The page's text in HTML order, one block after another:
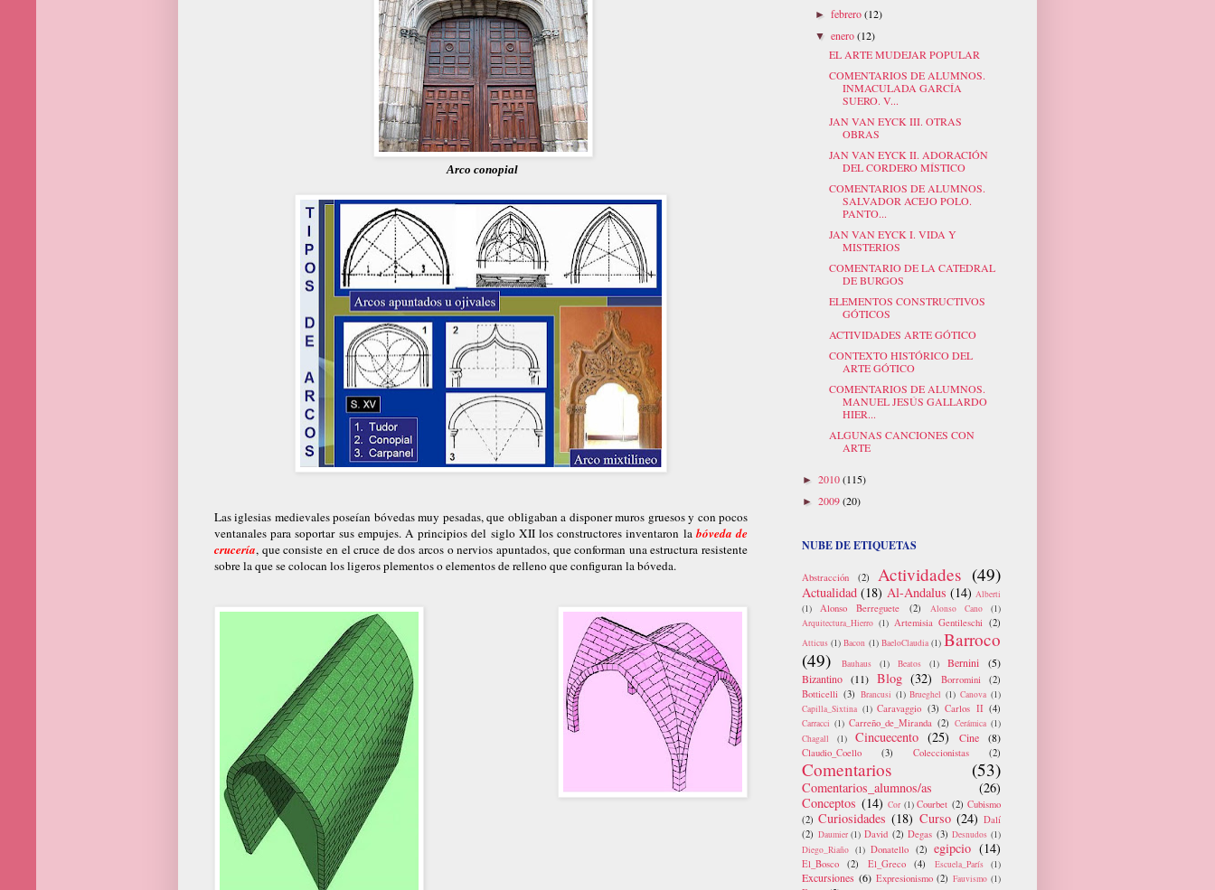
Arco conopial
Las iglesias medievales poseían bóvedas muy pesadas, que obligaban a disponer muros gruesos y con pocos
ventanales para soportar sus empujes. A principios del siglo XII los constructores inventaron la bóveda de
crucería, que consiste en el cruce de dos arcos o nervios apuntados, que conforman una estructura resistente
sobre la que se colocan los ligeros plementos o elementos de relleno que configuran la bóveda.
►febrero(12)
▼enero(12)
EL ARTE MUDEJAR POPULAR
COMENTARIOS DE ALUMNOS.
INMACULADA GARCÍA
SUERO. V...
JAN VAN EYCK III. OTRAS
OBRAS
JAN VAN EYCK II. ADORACIÓN
DEL CORDERO MÍSTICO
COMENTARIOS DE ALUMNOS.
SALVADOR ACEJO POLO.
PANTO...
JAN VAN EYCK I. VIDA Y
MISTERIOS
COMENTARIO DE LA CATEDRAL
DE BURGOS
ELEMENTOS CONSTRUCTIVOS
GÓTICOS
ACTIVIDADES ARTE GÓTICO
CONTEXTO HISTÓRICO DEL
ARTE GÓTICO
COMENTARIOS DE ALUMNOS.
MANUEL JESÚS GALLARDO
HIER...
ALGUNAS CANCIONES CON
ARTE
► 2010(115)
► 2009(20)
NUBE DE ETIQUETAS
Abstracción (2) Actividades (49)
Actualidad (18) Al-Andalus (14) Alberti
(1)
Alonso Berreguete (2) Alonso Cano
(1)
Arquitectura_Hierro (1) Artemisia Gentileschi (2)
Atticus (1) Bacon (1) BaeloClaudia (1) Barroco
(49)
Bauhaus (1) Beatos (1) Bernini
(5)
Bizantino (11) Blog (32) Borromini
(2)
Botticelli (3) Brancusi (1) Brueghel (1) Canova (1)
Capilla_Sixtina (1) Caravaggio (3) Carlos II (4)
Carracci (1) Carreño_de_Miranda (2) Cerámica (1)
Chagall
(1) Cincuecento (25) Cine (8)
Claudio_Coello (3) Coleccionistas (2)
Comentarios (53)
Comentarios_alumnos/as
(26)
Conceptos (14) Cor (1) Courbet (2) Cubismo
(2) Curiosidades (18) Curso (24) Dalí
(2) Daumier (1) David (2) Degas (3) Desnudos (1)
Diego_Riaño (1) Donatello (2) egipcio (14)
El_Bosco (2) El_Greco (4) Escuela_París (1)
Excursiones (6) Expresionismo (2) Fauvismo (1)